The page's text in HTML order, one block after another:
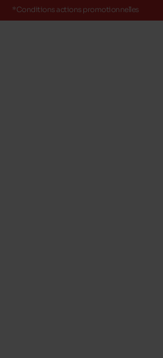
*Conditions actions promotionnelles